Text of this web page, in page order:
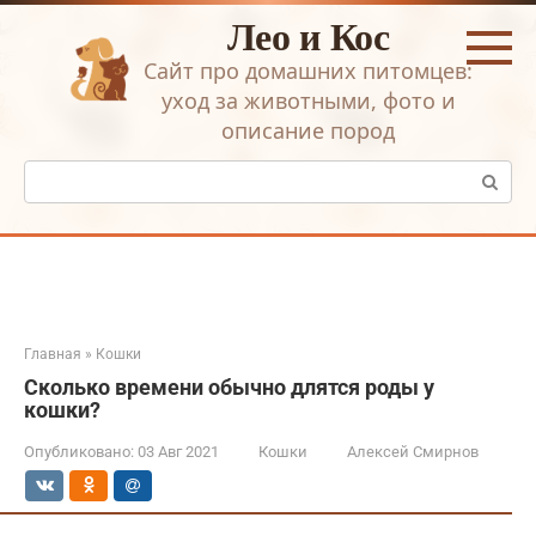
Перейти
Лео и Кос
Сайт про домашних питомцев:
уход за животными, фото и
описание пород
Поиск:
Главная » Кошки
Сколько времени обычно длятся роды у
кошки?
Опубликовано: 03 Авг 2021 Кошки Алексей Смирнов